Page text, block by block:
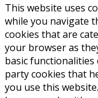
This website uses
while you navigate
cookies that are
your browser as
basic functionalities
party cookies that
you use this